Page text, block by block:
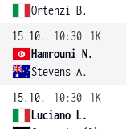
Ortenzi B.
15.10.
10:30
1K
Hamrouni N.
Stevens A.
15.10.
10:30
1K
Luciano L.